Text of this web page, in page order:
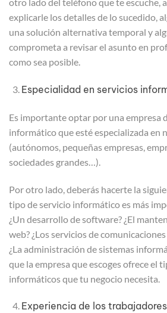
explicarle los detalles de lo sucedido,
una solución alternativa temporal y
comprometa a revisar el asunto en
como sea posible.
Especialidad en servicios
Es importante optar por una empresa
informático que esté especializada en
(autónomos, pequeñas empresas,
sociedades grandes…).
Por otro lado, deberás hacerte la
tipo de servicio informático es más
¿Un desarrollo de software? ¿El
web? ¿Los servicios de
¿La administración de sistemas
que la empresa que escoges ofrece el
informáticos que tu negocio necesita.
Experiencia de los trabajadores